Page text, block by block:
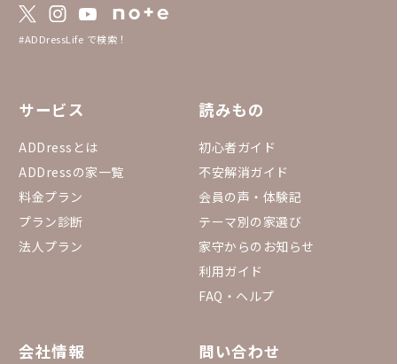
：全エリアをまたぎ一定の得票数以上の
家を選出 【4.家守アワード2023とは？】 htt
ps://addresslove.notion.site/2023-a7dcbb
#ADDressLife で検索！
サービス
ADDressとは
ADDressの家一覧
料金プラン
プラン診断
法人プラン
読みもの
初心者ガイド
不安解消ガイド
会員の声・体験記
テーマ別の家選び
家守からのお知らせ
利用ガイド
FAQ・ヘルプ
会社情報 問い合わせ